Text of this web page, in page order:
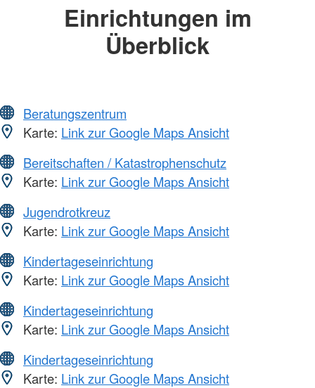
Einrichtungen im
Überblick
Beratungszentrum
Karte: Link zur Google Maps Ansicht
Bereitschaften / Katastrophenschutz
Karte: Link zur Google Maps Ansicht
Jugendrotkreuz
Karte: Link zur Google Maps Ansicht
Kindertageseinrichtung
Karte: Link zur Google Maps Ansicht
Kindertageseinrichtung
Karte: Link zur Google Maps Ansicht
Kindertageseinrichtung
Karte: Link zur Google Maps Ansicht